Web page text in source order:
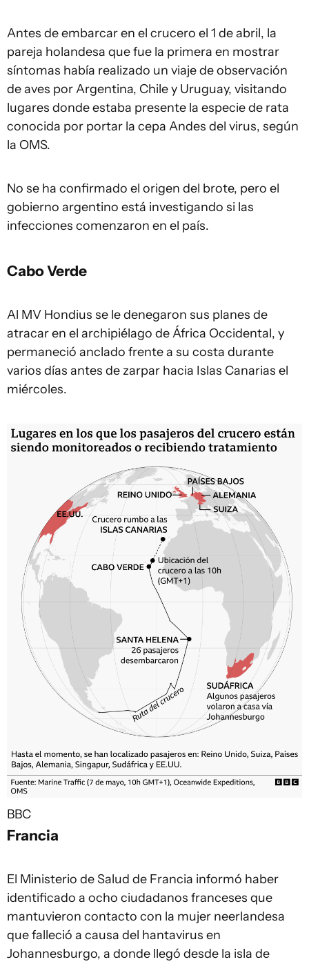
Antes de embarcar en el crucero el 1 de abril, la
pareja holandesa que fue la primera en mostrar
síntomas había realizado un viaje de observación
de aves por Argentina, Chile y Uruguay, visitando
lugares donde estaba presente la especie de rata
conocida por portar la cepa Andes del virus, según
la OMS.
No se ha confirmado el origen del brote, pero el
gobierno argentino está investigando si las
infecciones comenzaron en el país.
Cabo Verde
Al MV Hondius se le denegaron sus planes de
atracar en el archipiélago de África Occidental, y
permaneció anclado frente a su costa durante
varios días antes de zarpar hacia Islas Canarias el
miércoles.
BBC
Francia
El Ministerio de Salud de Francia informó haber
identificado a ocho ciudadanos franceses que
mantuvieron contacto con la mujer neerlandesa
que falleció a causa del hantavirus en
Johannesburgo, a donde llegó desde la isla de